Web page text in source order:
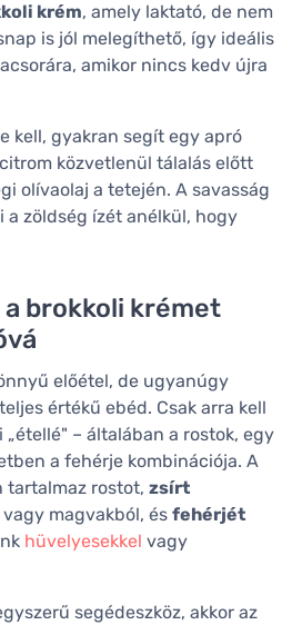
krém, amely laktató, de nem
is jól melegíthető, így ideális
amikor nincs kedv újra
kell, gyakran segít egy apró
közvetlenül tálalás előtt
olívaolaj a tetején. A savasság
a zöldség ízét anélkül, hogy
brokkoli krémet
előétel, de ugyanúgy
értékű ebéd. Csak arra kell
– általában a rostok, egy
a fehérje kombinációja. A
tartalmaz rostot, zsírt
magvakból, és fehérjét
hüvelyesekkel vagy
segédeszköz, akkor az